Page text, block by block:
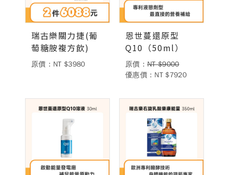
瑞古樂關力捷(葡
萄糖胺複方飲)
原價：NT $3980
恩世蔓還原型
Q10（50ml）
原價： NT $9000
優惠價：NT $7920